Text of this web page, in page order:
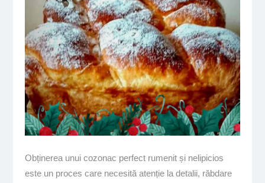
Obținerea unui cozonac perfect rumenit și nelipicios
este un proces care necesită atenție la detalii, răbdare